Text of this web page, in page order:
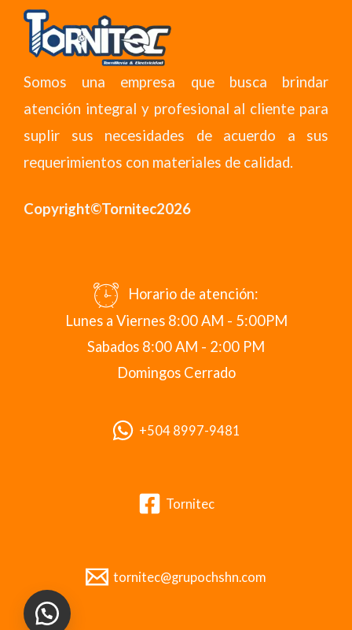
Somos una empresa que busca brindar
atención integral y profesional al cliente para
suplir sus necesidades de acuerdo a sus
requerimientos con materiales de calidad.
Copyright©Tornitec2026
Horario de atención:
Lunes a Viernes 8:00 AM - 5:00PM
Sabados 8:00 AM - 2:00 PM
Domingos Cerrado
+504 8997-9481
Tornitec
tornitec@grupochshn.com